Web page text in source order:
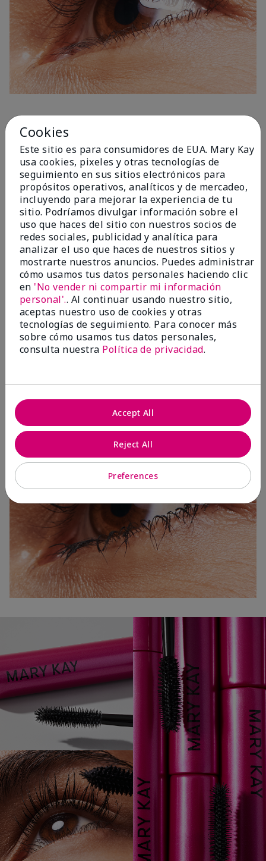
1 Capa
3 Capas
Cookies
Este sitio es para consumidores de EUA. Mary Kay
usa cookies, pixeles y otras tecnologías de
seguimiento en sus sitios electrónicos para
propósitos operativos, analíticos y de mercadeo,
incluyendo para mejorar la experiencia de tu
sitio. Podríamos divulgar información sobre el
uso que haces del sitio con nuestros socios de
redes sociales, publicidad y analítica para
analizar el uso que haces de nuestros sitios y
mostrarte nuestros anuncios. Puedes administrar
cómo usamos tus datos personales haciendo clic
en 'No vender ni compartir mi información
personal'.. Al continuar usando nuestro sitio,
aceptas nuestro uso de cookies y otras
tecnologías de seguimiento. Para conocer más
sobre cómo usamos tus datos personales,
consulta nuestra Política de privacidad.
Preferences
Reject All
Accept All